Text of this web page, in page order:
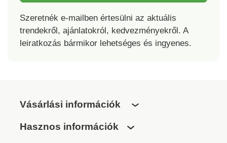
Szeretnék e-mailben értesülni az aktuális
trendekről, ajánlatokról, kedvezményekről. A
leiratkozás bármikor lehetséges és ingyenes.
Vásárlási információk
Hasznos információk